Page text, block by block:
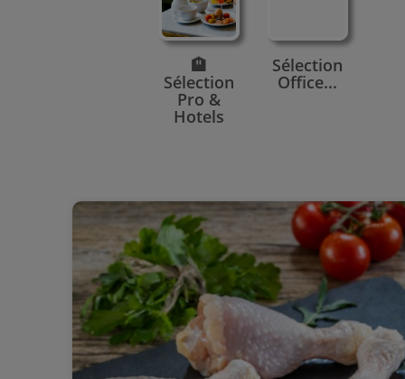
🏨
Sélection
Pro &
Hotels
Sélection
Office...